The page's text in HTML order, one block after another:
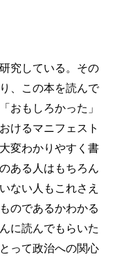
究している。その
、この本を読んで
おもしろかった」
けるマニフェスト
変わかりやすく書
ある人はもちろん
ない人もこれさえ
のであるかわかる
に読んでもらいた
って政治への関心